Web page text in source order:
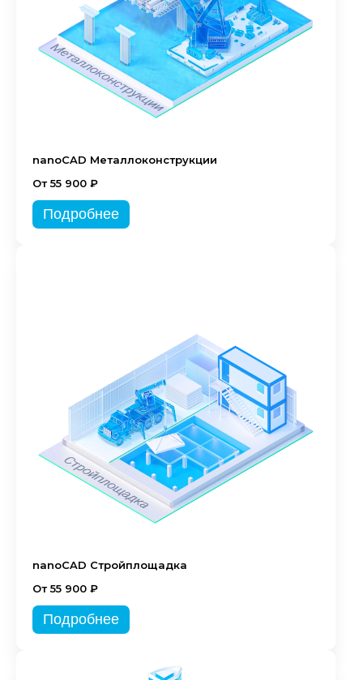
nanoCAD Металлоконструкции
От 55 900 ₽
Подробнее
nanoCAD Стройплощадка
От 55 900 ₽
Подробнее